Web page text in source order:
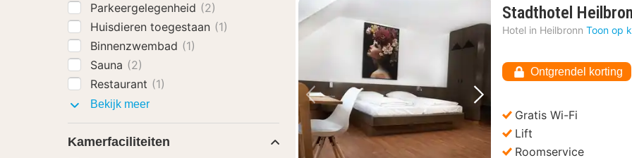
Vorige foto Volgende foto
Stadthotel
Hotel in Heilbronn Toon op
Ontgrendel korting
Gratis Wi-Fi
Lift
Roomservice
Parkeergelegenheid (2)
Huisdieren toegestaan (1)
Binnenzwembad (1)
Sauna (2)
Restaurant (1)
Bekijk meerFaciliteiten
Kamerfaciliteiten